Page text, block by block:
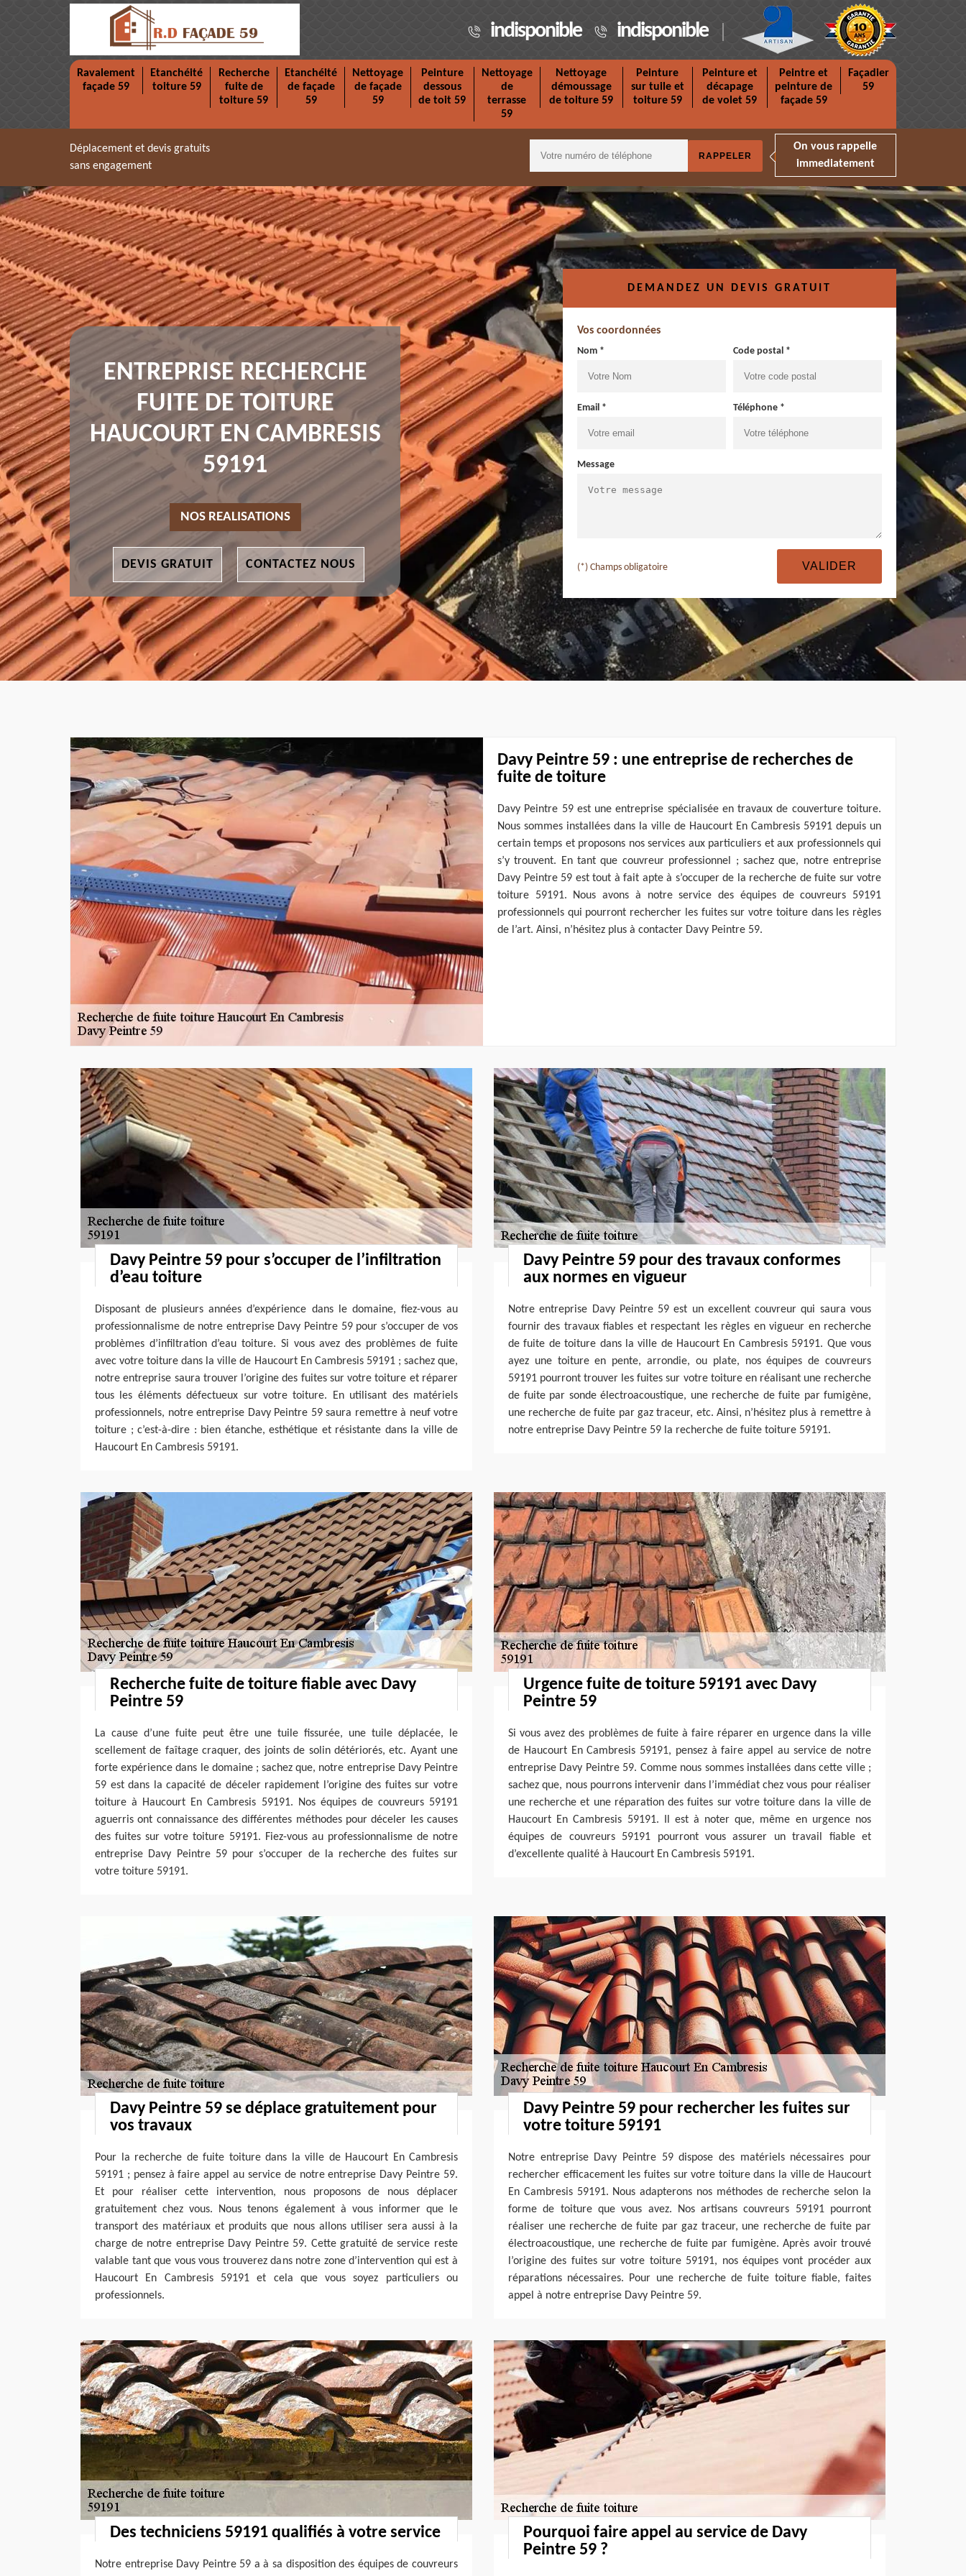
indisponible indisponible
Ravalement
façade 59
Etanchéité
toiture 59
Recherche
fuite de
toiture 59
Etanchéité
de façade
59
Nettoyage
de façade
59
Peinture
dessous
de toit 59
Nettoyage
de
terrasse
59
Nettoyage
démoussage
de toiture 59
Peinture
sur tuile et
toiture 59
Peinture et
décapage
de volet 59
Peintre et
peinture de
façade 59
Façadier
59
Déplacement et devis gratuits
sans engagement
On vous rappelle
immediatement
ENTREPRISE RECHERCHE
FUITE DE TOITURE
HAUCOURT EN CAMBRESIS
59191
NOS REALISATIONS
DEVIS GRATUIT CONTACTEZ NOUS
DEMANDEZ UN DEVIS GRATUIT
Vos coordonnées
Nom * Code postal *
Email * Téléphone *
Message
(*) Champs obligatoire
Davy Peintre 59 : une entreprise de recherches de
fuite de toiture
Davy Peintre 59 est une entreprise spécialisée en travaux de couverture toiture.
Nous sommes installées dans la ville de Haucourt En Cambresis 59191 depuis un
certain temps et proposons nos services aux particuliers et aux professionnels qui
s’y trouvent. En tant que couvreur professionnel ; sachez que, notre entreprise
Davy Peintre 59 est tout à fait apte à s’occuper de la recherche de fuite sur votre
toiture 59191. Nous avons à notre service des équipes de couvreurs 59191
professionnels qui pourront rechercher les fuites sur votre toiture dans les règles
de l’art. Ainsi, n’hésitez plus à contacter Davy Peintre 59.
Davy Peintre 59 pour s’occuper de l’infiltration
d’eau toiture
Disposant de plusieurs années d’expérience dans le domaine, fiez-vous au
professionnalisme de notre entreprise Davy Peintre 59 pour s’occuper de vos
problèmes d’infiltration d’eau toiture. Si vous avez des problèmes de fuite
avec votre toiture dans la ville de Haucourt En Cambresis 59191 ; sachez que,
notre entreprise saura trouver l’origine des fuites sur votre toiture et réparer
tous les éléments défectueux sur votre toiture. En utilisant des matériels
professionnels, notre entreprise Davy Peintre 59 saura remettre à neuf votre
toiture ; c’est-à-dire : bien étanche, esthétique et résistante dans la ville de
Haucourt En Cambresis 59191.
Davy Peintre 59 pour des travaux conformes
aux normes en vigueur
Notre entreprise Davy Peintre 59 est un excellent couvreur qui saura vous
fournir des travaux fiables et respectant les règles en vigueur en recherche
de fuite de toiture dans la ville de Haucourt En Cambresis 59191. Que vous
ayez une toiture en pente, arrondie, ou plate, nos équipes de couvreurs
59191 pourront trouver les fuites sur votre toiture en réalisant une recherche
de fuite par sonde électroacoustique, une recherche de fuite par fumigène,
une recherche de fuite par gaz traceur, etc. Ainsi, n’hésitez plus à remettre à
notre entreprise Davy Peintre 59 la recherche de fuite toiture 59191.
Recherche fuite de toiture fiable avec Davy
Peintre 59
La cause d’une fuite peut être une tuile fissurée, une tuile déplacée, le
scellement de faîtage craquer, des joints de solin détériorés, etc. Ayant une
forte expérience dans le domaine ; sachez que, notre entreprise Davy Peintre
59 est dans la capacité de déceler rapidement l’origine des fuites sur votre
toiture à Haucourt En Cambresis 59191. Nos équipes de couvreurs 59191
aguerris ont connaissance des différentes méthodes pour déceler les causes
des fuites sur votre toiture 59191. Fiez-vous au professionnalisme de notre
entreprise Davy Peintre 59 pour s’occuper de la recherche des fuites sur
votre toiture 59191.
Urgence fuite de toiture 59191 avec Davy
Peintre 59
Si vous avez des problèmes de fuite à faire réparer en urgence dans la ville
de Haucourt En Cambresis 59191, pensez à faire appel au service de notre
entreprise Davy Peintre 59. Comme nous sommes installées dans cette ville ;
sachez que, nous pourrons intervenir dans l’immédiat chez vous pour réaliser
une recherche et une réparation des fuites sur votre toiture dans la ville de
Haucourt En Cambresis 59191. Il est à noter que, même en urgence nos
équipes de couvreurs 59191 pourront vous assurer un travail fiable et
d’excellente qualité à Haucourt En Cambresis 59191.
Davy Peintre 59 se déplace gratuitement pour
vos travaux
Pour la recherche de fuite toiture dans la ville de Haucourt En Cambresis
59191 ; pensez à faire appel au service de notre entreprise Davy Peintre 59.
Et pour réaliser cette intervention, nous proposons de nous déplacer
gratuitement chez vous. Nous tenons également à vous informer que le
transport des matériaux et produits que nous allons utiliser sera aussi à la
charge de notre entreprise Davy Peintre 59. Cette gratuité de service reste
valable tant que vous vous trouverez dans notre zone d’intervention qui est à
Haucourt En Cambresis 59191 et cela que vous soyez particuliers ou
professionnels.
Davy Peintre 59 pour rechercher les fuites sur
votre toiture 59191
Notre entreprise Davy Peintre 59 dispose des matériels nécessaires pour
rechercher efficacement les fuites sur votre toiture dans la ville de Haucourt
En Cambresis 59191. Nous adapterons nos méthodes de recherche selon la
forme de toiture que vous avez. Nos artisans couvreurs 59191 pourront
réaliser une recherche de fuite par gaz traceur, une recherche de fuite par
électroacoustique, une recherche de fuite par fumigène. Après avoir trouvé
l’origine des fuites sur votre toiture 59191, nos équipes vont procéder aux
réparations nécessaires. Pour une recherche de fuite toiture fiable, faites
appel à notre entreprise Davy Peintre 59.
Des techniciens 59191 qualifiés à votre service
Notre entreprise Davy Peintre 59 a à sa disposition des équipes de couvreurs
Pourquoi faire appel au service de Davy
Peintre 59 ?